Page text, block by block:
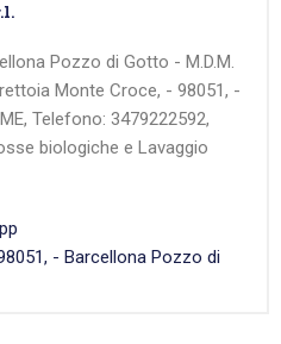
Pozzo di Gotto - M.D.M.
Monte Croce, - 98051, -
Telefono: 3479222592,
biologiche e Lavaggio
- Barcellona Pozzo di